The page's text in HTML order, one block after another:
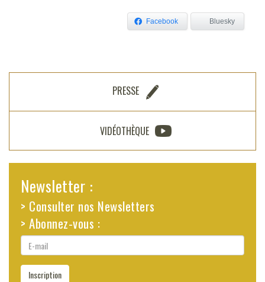
Facebook Bluesky
PRESSE
VIDÉOTHÈQUE
Newsletter :
> Consulter nos Newsletters
> Abonnez-vous :
E-
mail
Inscription